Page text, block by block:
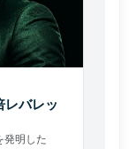
レバレッ
発明した